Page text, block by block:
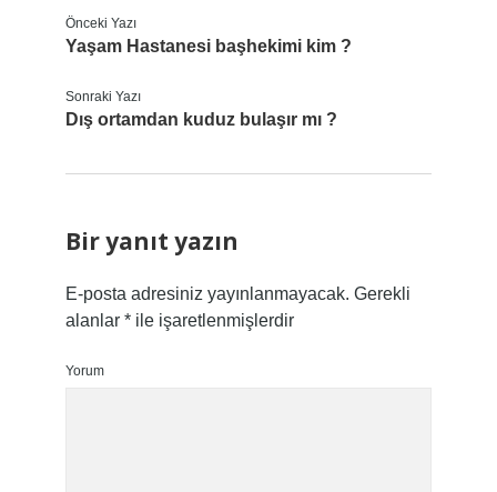
Önceki Yazı
Yaşam Hastanesi başhekimi kim ?
Sonraki Yazı
Dış ortamdan kuduz bulaşır mı ?
Bir yanıt yazın
E-posta adresiniz yayınlanmayacak. Gerekli
alanlar *ile işaretlenmişlerdir
Yorum